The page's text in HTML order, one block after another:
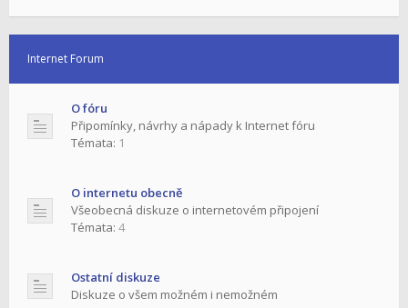
Internet Forum
O fóru
Připomínky, návrhy a nápady k Internet fóru
Témata: 1
O internetu obecně
Všeobecná diskuze o internetovém připojení
Témata: 4
Ostatní diskuze
Diskuze o všem možném i nemožném